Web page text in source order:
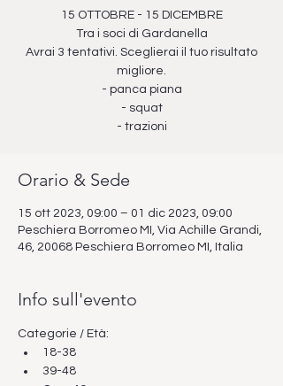
15 OTTOBRE - 15 DICEMBRE
Tra i soci di Gardanella
Avrai 3 tentativi. Sceglierai il tuo risultato
migliore.
- panca piana
- squat
- trazioni
Orario & Sede
15 ott 2023, 09:00 – 01 dic 2023, 09:00
Peschiera Borromeo MI, Via Achille Grandi,
46, 20068 Peschiera Borromeo MI, Italia
Info sull'evento
Categorie / Età:
18-38
39-48